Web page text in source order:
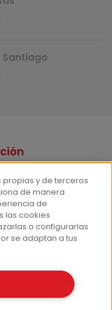
Santiago
propias y de terceros
de manera
de
las cookies
o configurarlas
se adaptan a tus